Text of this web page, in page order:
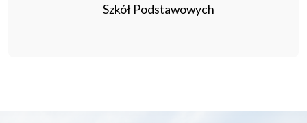
Szkół Podstawowych